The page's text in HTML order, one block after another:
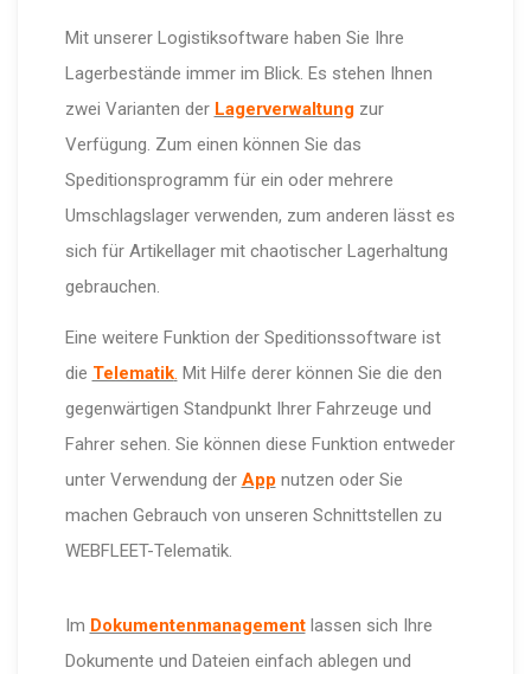
Mit unserer Logistiksoftware haben Sie Ihre
Lagerbestände immer im Blick. Es stehen Ihnen
zwei Varianten der Lagerverwaltungzur
Verfügung. Zum einen können Sie das
Speditionsprogramm für ein oder mehrere
Umschlagslager verwenden, zum anderen lässt es
sich für Artikellager mit chaotischer Lagerhaltung
gebrauchen.
Eine weitere Funktion der Speditionssoftware ist
die Telematik. Mit Hilfe derer können Sie die den
gegenwärtigen Standpunkt Ihrer Fahrzeuge und
Fahrer sehen. Sie können diese Funktion entweder
unter Verwendung der App nutzen oder Sie
machen Gebrauch von unseren Schnittstellen zu
WEBFLEET-Telematik.
Im Dokumentenmanagementlassen sich Ihre
Dokumente und Dateien einfach ablegen und